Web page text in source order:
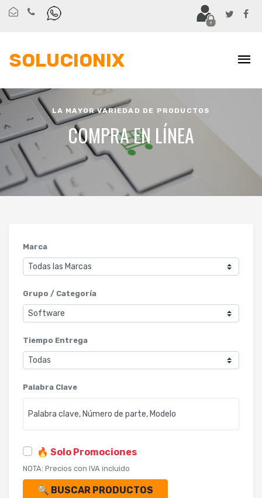
SOLUCIONIX
LA MAYOR VARIEDAD DE PRODUCTOS
COMPRA EN LÍNEA
Marca
Grupo / Categoría
Tiempo Entrega
Palabra Clave
🔥 Solo Promociones
NOTA: Precios con IVA incluido
🔍 BUSCAR PRODUCTOS